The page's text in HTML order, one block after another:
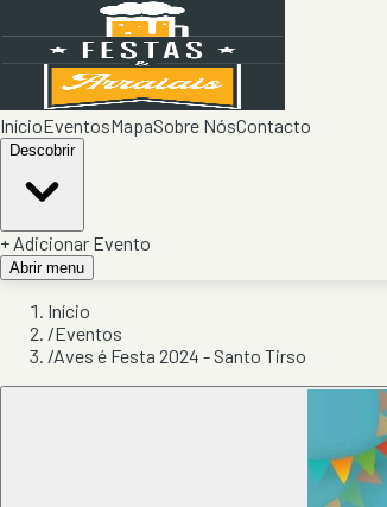
InícioEventosMapaSobre NósContacto
Descobrir
+ Adicionar Evento
Abrir menu
Início
/Eventos
/Aves é Festa 2024 - Santo Tirso